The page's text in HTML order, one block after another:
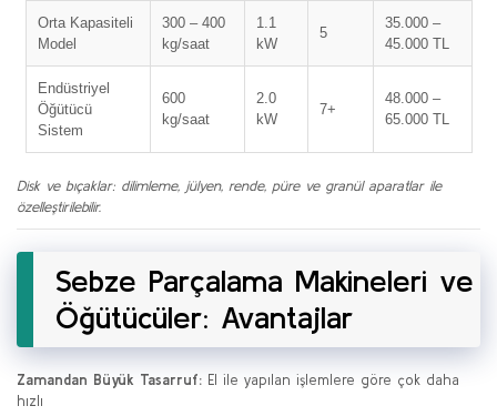
Orta Kapasiteli
Model
300 – 400
kg/saat
1.1
kW
5
35.000 –
45.000 TL
Endüstriyel
Öğütücü
Sistem
600
kg/saat
2.0
kW
7+
48.000 –
65.000 TL
Disk ve bıçaklar: dilimleme, jülyen, rende, püre ve granül aparatlar ile
özelleştirilebilir.
Sebze Parçalama Makineleri ve
Öğütücüler: Avantajlar
Zamandan Büyük Tasarruf: El ile yapılan işlemlere göre çok daha
hızlı